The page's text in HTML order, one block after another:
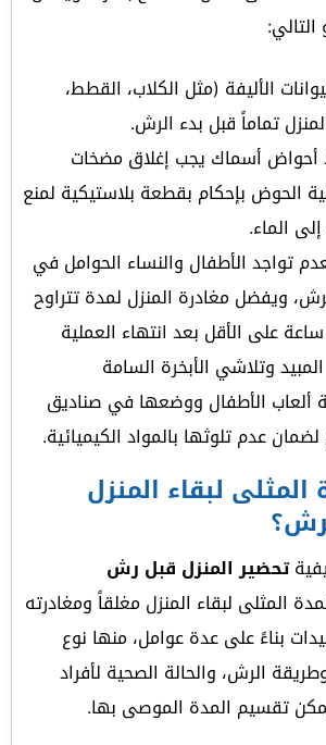
الأليفة (مثل الكلاب، القطط،
تماماً قبل بدء الرش.
أسماك يجب إغلاق مضخات
الحوض بإحكام بقطعة بلاستيكية لمنع
الماء.
تواجد الأطفال والنساء الحوامل في
ويفضل مغادرة المنزل لمدة تتراوح
بين 3 إلى 12 ساعة على الأقل بعد انتهاء العملية
وتلاشي الأبخرة السامة
ألعاب الأطفال ووضعها في صناديق
عدم تلوثها بالمواد الكيميائية.
لبقاء المنزل
تحضير المنزل قبل رش
المثلى لبقاء المنزل مغلقاً ومغادرته
بناءً على عدة عوامل، منها نوع
الرش، والحالة الصحية لأفراد
تقسيم المدة الموصى بها.